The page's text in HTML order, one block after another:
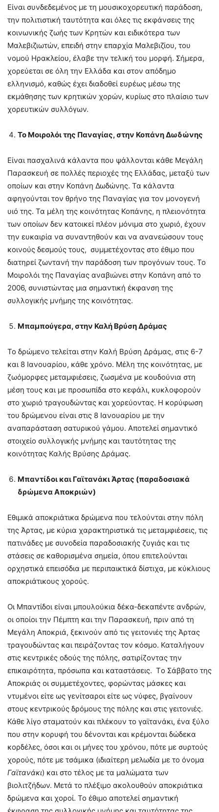
Είναι συνδεδεμένος με τη μουσικοχορευτική παράδοση,
την πολιτιστική ταυτότητα και όλες τις εκφάνσεις της
κοινωνικής ζωής των Κρητών και ειδικότερα των
Μαλεβιζιωτών, επειδή στην επαρχία Μαλεβιζίου, του
νομού Ηρακλείου, έλαβε την τελική του μορφή. Σήμερα,
χορεύεται σε όλη την Ελλάδα και στον απόδημο
ελληνισμό, καθώς έχει διαδοθεί ευρέως μέσω της
εκμάθησης των κρητικών χορών, κυρίως στο πλαίσιο των
χορευτικών συλλόγων.
Το Μοιρολόι της Παναγίας, στην Κοπάνη Δωδώνης
Είναι πασχαλινά κάλαντα που ψάλλονται κάθε Μεγάλη
Παρασκευή σε πολλές περιοχές της Ελλάδας, μεταξύ των
οποίων και στην Κοπάνη Δωδώνης. Τα κάλαντα
αφηγούνται τον θρήνο της Παναγίας για τον μονογενή
υιό της. Τα μέλη της κοινότητας Κοπάνης, η πλειονότητα
των οποίων δεν κατοικεί πλέον μόνιμα στο χωριό, έχουν
την ευκαιρία να συναντηθούν και να ανανεώσουν τους
κοινούς δεσμούς τους, συμμετέχοντας στο έθιμο που
διατηρεί ζωντανή την παράδοση των προγόνων τους. Το
Μοιρολόι της Παναγίας αναβιώνει στην Κοπάνη από το
2006, συνιστώντας μια σημαντική έκφανση της
συλλογικής μνήμης της κοινότητας.
Μπαμπούγερα, στην Καλή Βρύση Δράμας
Το δρώμενο τελείται στην Καλή Βρύση Δράμας, στις 6-7
και 8 Ιανουαρίου, κάθε χρόνο. Μέλη της κοινότητας, με
ζωόμορφες μεταμφιέσεις, ζωσμένα με κουδούνια στη
μέση τους και με προσωπίδα στο κεφάλι, κυκλοφορούν
στο χωριό τραγουδώντας και χορεύοντας. Η κορύφωση
του δρώμενου είναι στις 8 Ιανουαρίου με την
αναπαράσταση σατυρικού γάμου. Αποτελεί σημαντικό
στοιχείο συλλογικής μνήμης και ταυτότητας της
κοινότητας Καλής Βρύσης Δράμας.
Μπαντίδοι και Γαϊτανάκι Άρτας (παραδοσιακά
δρώμενα Αποκριών)
Εθιμικά αποκριάτικα δρώμενα που τελούνται στην πόλη
της Άρτας, με κύρια χαρακτηριστικά τις μεταμφιέσεις, τις
πατινάδες με συνοδεία παραδοσιακής ζυγιάς και τις
στάσεις σε καθορισμένα σημεία, όπου επιτελούνται
ορχηστικά επεισόδια με περιπαικτικά δίστιχα, με κύκλιους
αποκριάτικους χορούς.
Οι Μπαντίδοι είναι μπουλούκια δέκα-δεκαπέντε ανδρών,
οι οποίοι την Πέμπτη και την Παρασκευή, πριν από τη
Μεγάλη Αποκριά, ξεκινούν από τις γειτονιές της Άρτας
τραγουδώντας και πειράζοντας τον κόσμο. Καταλήγουν
στις κεντρικές οδούς της πόλης, σατιρίζοντας την
επικαιρότητα, πρόσωπα και καταστάσεις. Tο Σάββατο της
Αποκριάς οι συμμετέχοντες, φορώντας μάσκες και
ντυμένοι είτε ως γενίτσαροι είτε ως νύφες, βγαίνουν
στους κεντρικούς δρόμους της πόλης και στις γειτονιές.
Κάθε λίγο σταματούν και πλέκουν το γαϊτανάκι, ένα ξύλο
που στην κορυφή του δένονται και κρέμονται δώδεκα
κορδέλες, όσοι και οι μήνες του χρόνου, πότε με συρτούς
χορούς, πότε με τσάμικα (ιδιαίτερη μελωδία με το όνομα
Γαϊτανάκι) και στο τέλος με τα μαλώματα των
βιολιτζήδων. Μετά το πλέξιμο ακολουθούν αποκριάτικα
δρώμενα και χοροί. Το έθιμο αποτελεί σημαντική